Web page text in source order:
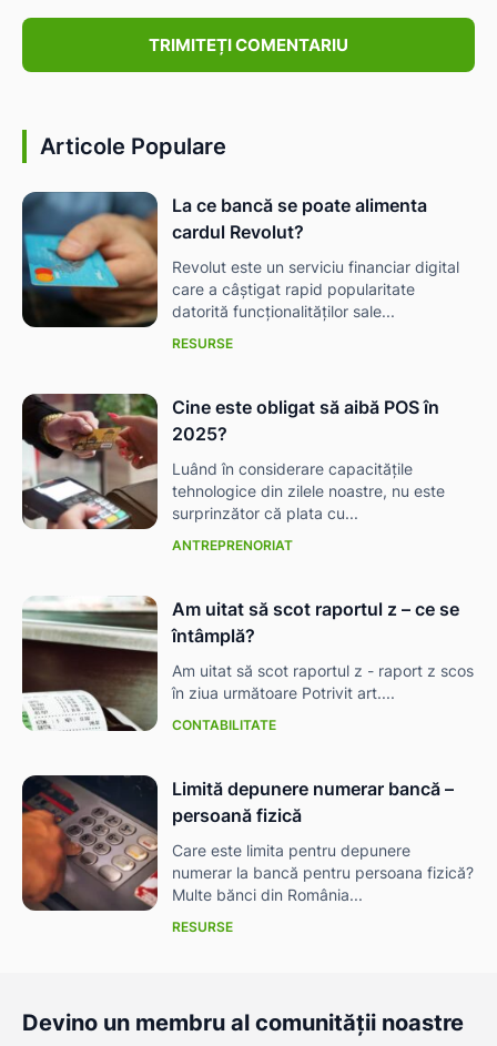
Articole Populare
La ce bancă se poate alimenta
cardul Revolut?
Revolut este un serviciu financiar digital
care a câștigat rapid popularitate
datorită funcționalităților sale...
RESURSE
Cine este obligat să aibă POS în
2025?
Luând în considerare capacitățile
tehnologice din zilele noastre, nu este
surprinzător că plata cu...
ANTREPRENORIAT
Am uitat să scot raportul z – ce se
întâmplă?
Am uitat să scot raportul z - raport z scos
în ziua următoare Potrivit art....
CONTABILITATE
Limită depunere numerar bancă –
persoană fizică
Care este limita pentru depunere
numerar la bancă pentru persoana fizică?
Multe bănci din România...
RESURSE
Devino un membru al comunității noastre